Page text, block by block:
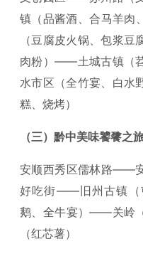
镇（品酱酒、合马羊
（豆腐皮火锅、包浆
肉粉）——土城古镇（
水市区（全竹宴、白水
糕、烧烤）
（三）黔中美味饕餮之
安顺西秀区儒林路——
好吃街——旧州古镇
鹅、全牛宴）——关岭
（红芯薯）